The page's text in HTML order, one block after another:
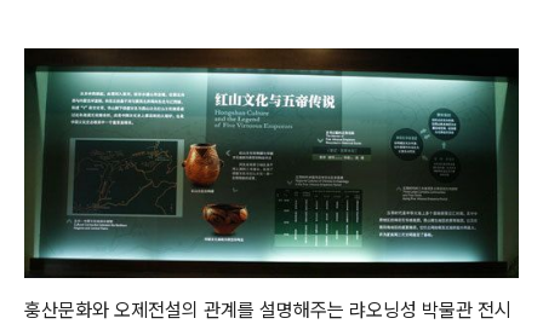
훙산문화와 오제전설의 관계를 설명해주는 랴오닝성 박물관 전시